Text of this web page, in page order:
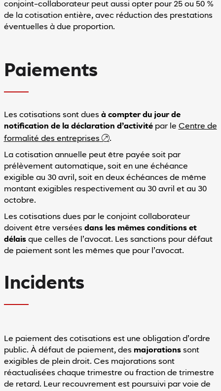
conjoint-collaborateur peut aussi opter pour 25 ou 50 %
de la cotisation entière, avec réduction des prestations
éventuelles à due proportion.
Paiements
Les cotisations sont dues à compter du jour de
notification de la déclaration d’activitépar le Centre de
formalité des entreprises
.
La cotisation annuelle peut être payée soit par
prélèvement automatique, soit en une échéance
exigible au 30 avril, soit en deux échéances de même
montant exigibles respectivement au 30 avril et au 30
octobre.
Les cotisations dues par le conjoint collaborateur
doivent être versées dans les mêmes conditions et
délaisque celles de l’avocat. Les sanctions pour défaut
de paiement sont les mêmes que pour l’avocat.
Incidents
Le paiement des cotisations est une obligation d’ordre
public. À défaut de paiement, des majorationssont
exigibles de plein droit. Ces majorations sont
réactualisées chaque trimestre ou fraction de trimestre
de retard. Leur recouvrement est poursuivi par voie de